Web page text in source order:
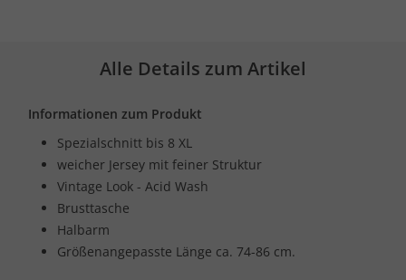
Alle Details zum Artikel
Informationen zum Produkt
Spezialschnitt bis 8 XL
weicher Jersey mit feiner Struktur
Vintage Look - Acid Wash
Brusttasche
Halbarm
Größenangepasste Länge ca. 74-86 cm.